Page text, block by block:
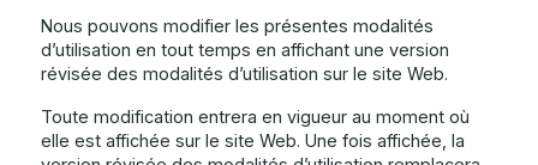
Nous pouvons modifier les présentes modalités
d’utilisation en tout temps en affichant une version
révisée des modalités d’utilisation sur le site Web.
Toute modification entrera en vigueur au moment où
elle est affichée sur le site Web. Une fois affichée, la